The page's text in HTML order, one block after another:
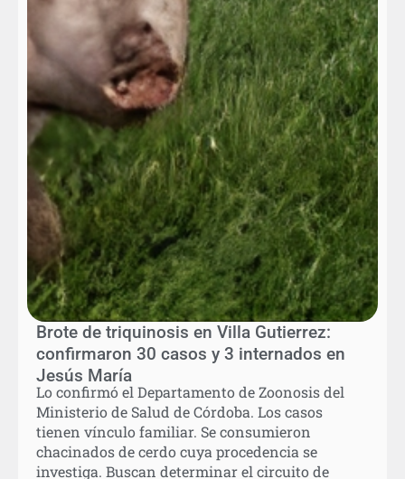
Brote de triquinosis en Villa Gutierrez:
confirmaron 30 casos y 3 internados en
Jesús María
Lo confirmó el Departamento de Zoonosis del
Ministerio de Salud de Córdoba. Los casos
tienen vínculo familiar. Se consumieron
chacinados de cerdo cuya procedencia se
investiga. Buscan determinar el circuito de